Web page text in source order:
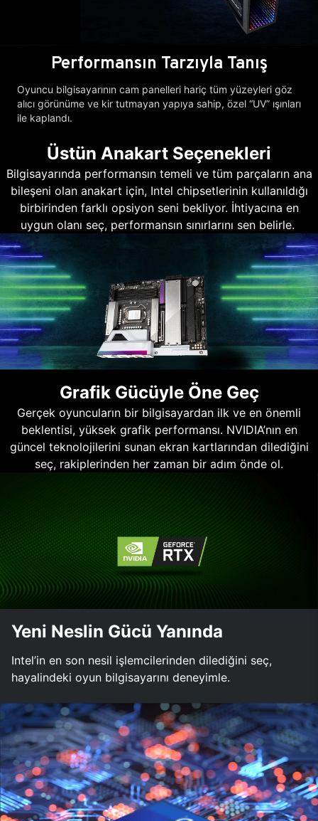
Performansın Tarzıyla Tanış
Oyuncu bilgisayarının cam panelleri hariç tüm yüzeyleri göz
alıcı görünüme ve kir tutmayan yapıya sahip, özel “UV” ışınları
ile kaplandı.
Üstün Anakart Seçenekleri
Bilgisayarında performansın temeli ve tüm parçaların ana
bileşeni olan anakart için, Intel chipsetlerinin kullanıldığı
birbirinden farklı opsiyon seni bekliyor. İhtiyacına en
uygun olanı seç, performansın sınırlarını sen belirle.
Grafik Gücüyle Öne Geç
Gerçek oyuncuların bir bilgisayardan ilk ve en önemli
beklentisi, yüksek grafik performansı. NVIDIA’nın en
güncel teknolojilerini sunan ekran kartlarından dilediğini
seç, rakiplerinden her zaman bir adım önde ol.
Yeni Neslin Gücü Yanında
Intel’in en son nesil işlemcilerinden dilediğini seç,
hayalindeki oyun bilgisayarını deneyimle.